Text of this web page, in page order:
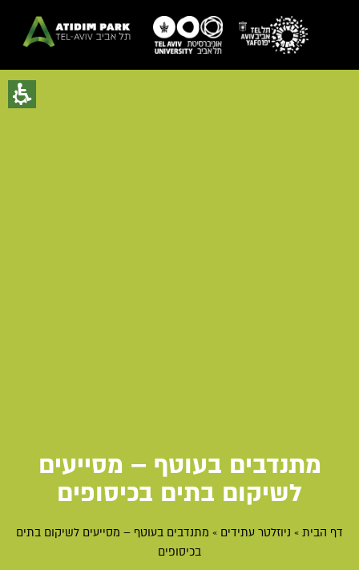
מתנדבים בעוטף – מסייעים
לשיקום בתים בכיסופים
דף הבית » ניוזלטר עתידים » מתנדבים בעוטף – מסייעים לשיקום בתים
בכיסופים